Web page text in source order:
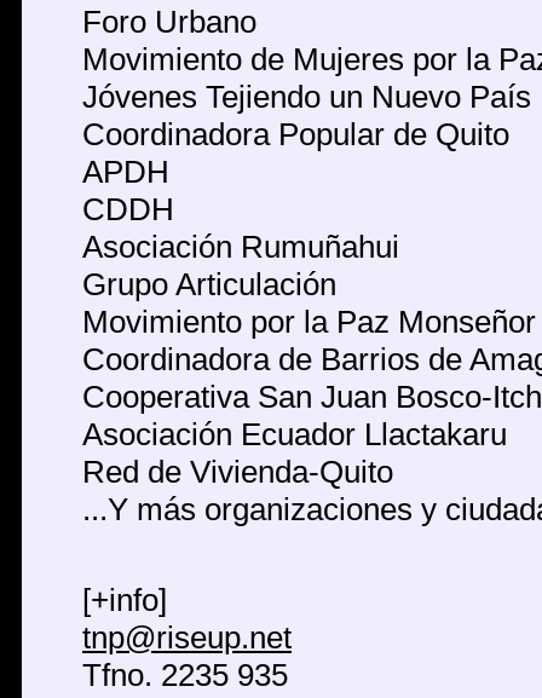
Foro Urbano
Movimiento de Mujeres por la
Jóvenes Tejiendo un Nuevo País
Coordinadora Popular de Quito
APDH
CDDH
Asociación Rumuñahui
Grupo Articulación
Movimiento por la Paz
Coordinadora de Barrios de
Cooperativa San Juan Bosco-
Asociación Ecuador Llactakaru
Red de Vivienda-Quito
...Y más organizaciones y
[+info]
tnp@riseup.net
Tfno. 2235 935